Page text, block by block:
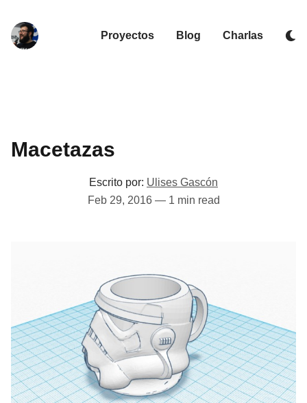
Proyectos Blog Charlas
Macetazas
Escrito por: Ulises Gascón
Feb 29, 2016— 1 min read